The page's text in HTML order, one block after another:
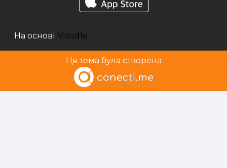
На основі Moodle
Ця тема була створена